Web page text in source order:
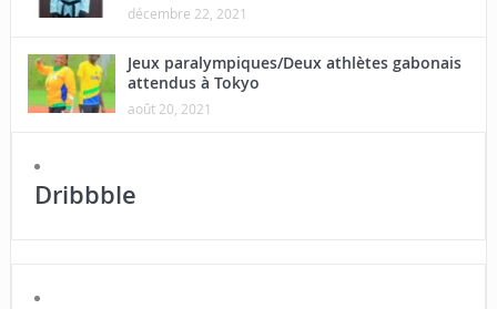
décembre 22, 2021
Jeux paralympiques/Deux athlètes gabonais
attendus à Tokyo
août 20, 2021
Dribbble